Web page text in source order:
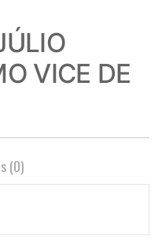
VICE DE
(0)